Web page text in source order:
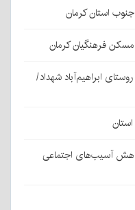
استان کرمان
فرهنگیان کرمان
ابراهیم‌آباد شهداد/
کاهش آسیب‌های اجتماعی